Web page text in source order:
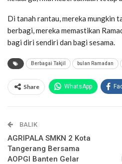
Di tanah rantau, mereka mungkin
berbagi, mereka memastikan
bagi diri sendiri dan bagi sesama.
Berbagai Takjil bulan Ramadan
Share WhatsApp
Telegram
BALIK
AGRIPALA SMKN 2 Kota
Tangerang Bersama
AOPGI Banten Gelar